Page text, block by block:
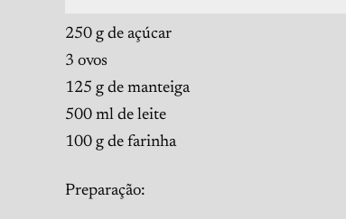
250 g de açúcar
3 ovos
125 g de manteiga
500 ml de leite
100 g de farinha
Preparação: